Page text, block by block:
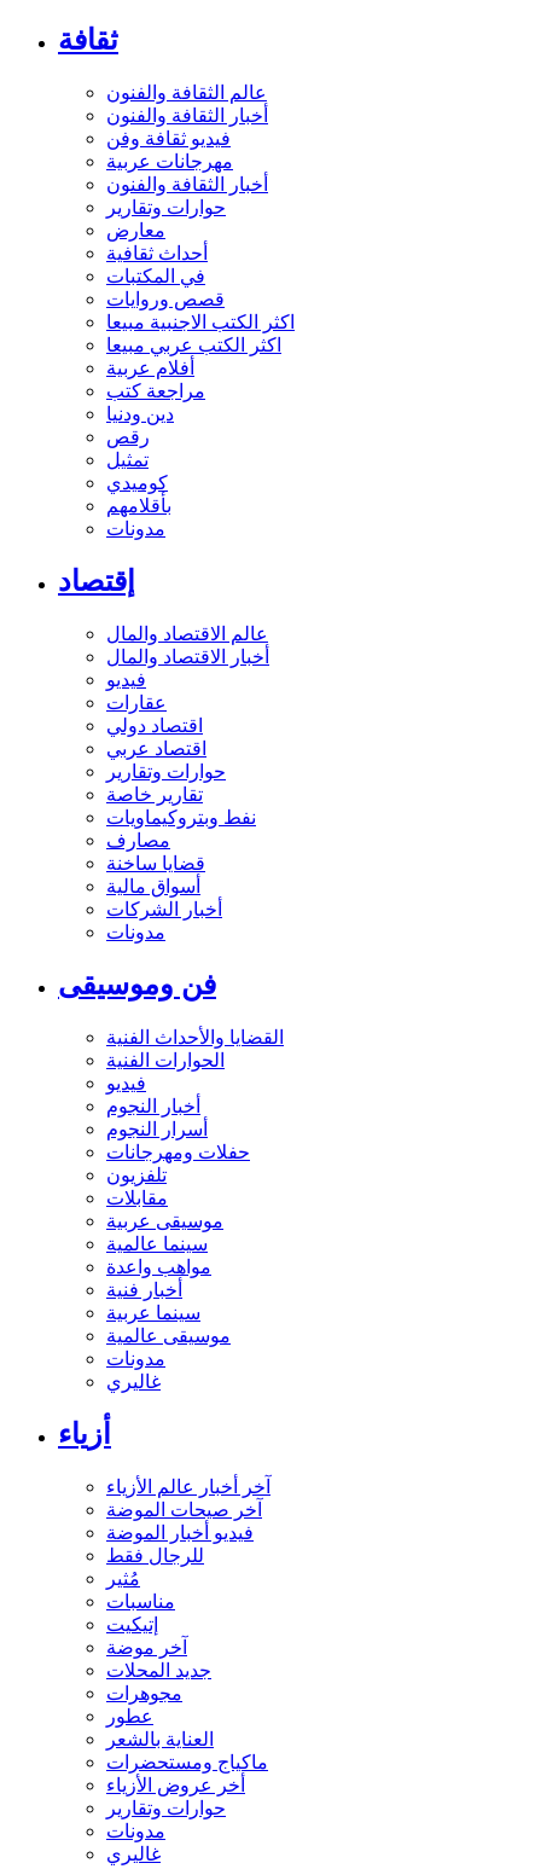
ثقافة
عالم الثقافة والفنون
أخبار الثقافة والفنون
فيديو ثقافة وفن
مهرجانات عربية
أخبار الثقافة والفنون
حوارات وتقارير
معارض
أحداث ثقافية
في المكتبات
قصص وروايات
اكثر الكتب الاجنبية مبيعا
اكثر الكتب عربي مبيعا
أفلام عربية
مراجعة كتب
دين ودنيا
رقص
تمثيل
كوميدي
بأقلامهم
مدونات
إقتصاد
عالم الاقتصاد والمال
أخبار الاقتصاد والمال
فيديو
عقارات
اقتصاد دولي
اقتصاد عربي
حوارات وتقارير
تقارير خاصة
نفط وبتروكيماويات
مصارف
قضايا ساخنة
أسواق مالية
أخبار الشركات
مدونات
فن وموسيقى
القضايا والأحداث الفنية
الحوارات الفنية
فيديو
أخبار النجوم
أسرار النجوم
حفلات ومهرجانات
تلفزيون
مقابلات
موسيقى عربية
سينما عالمية
مواهب واعدة
أخبار فنية
سينما عربية
موسيقى عالمية
مدونات
غاليري
أزياء
آخر أخبار عالم الأزياء
آخر صيحات الموضة
فيديو أخبار الموضة
للرجال فقط
مُثير
مناسبات
إتيكيت
آخر موضة
جديد المحلات
مجوهرات
عطور
العناية بالشعر
ماكياج ومستحضرات
أخر عروض الأزياء
حوارات وتقارير
مدونات
غاليري